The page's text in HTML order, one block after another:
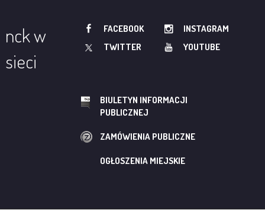
nck w
sieci
FACEBOOK
INSTAGRAM
TWITTER
YOUTUBE
BIULETYN INFORMACJI
PUBLICZNEJ
ZAMÓWIENIA PUBLICZNE
OGŁOSZENIA MIEJSKIE